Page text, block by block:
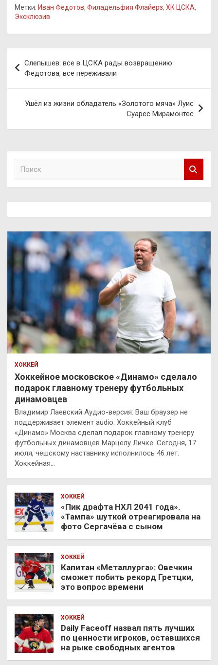
Метки: Иван Федотов, Филадельфия Флайерз, ХК ЦСКА,
Эксклюзив
по
записям
Слепышев: все в ЦСКА рады возвращению
Федотова, все переживали
Ушёл из жизни обладатель «Золотого мяча» Луис
Суарес Мирамонтес
ХОККЕЙ
Хоккейное московское «Динамо» сделало
подарок главному тренеру футбольных
динамовцев
Владимир Лаевский Аудио-версия: Ваш браузер не
поддерживает элемент audio. Хоккейный клуб
«Динамо» Москва сделал подарок главному тренеру
футбольных динамовцев Марцелу Личке. Сегодня, 17
июля, чешскому наставнику исполнилось 46 лет.
Хоккейная…
ХОККЕЙ
«Пик драфта НХЛ 2041 года».
«Тампа» шуткой отреагировала на
фото Сергачёва с сыном
ХОККЕЙ
Капитан «Металлурга»: Овечкин
сможет побить рекорд Гретцки,
это вопрос времени
ХОККЕЙ
Daily Faceoff назвал пять лучших
по ценности игроков, оставшихся
на рыке свободных агентов